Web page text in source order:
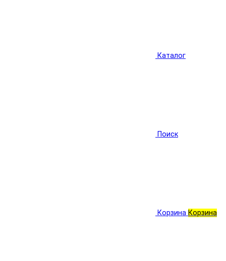
Каталог
Поиск
Корзина Корзина